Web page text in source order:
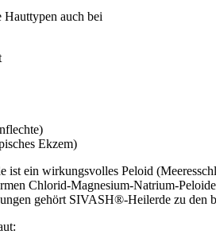
auch bei
Ekzem)
ein wirkungsvolles Peloid
Chlorid-Magnesium-Natrium-
gehört SIVASH®-Heilerde zu den